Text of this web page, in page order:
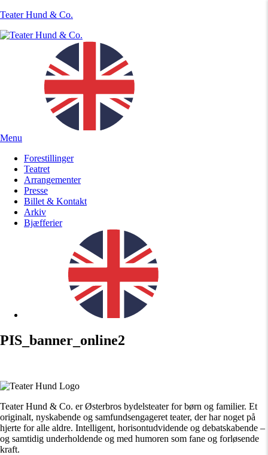
Teater Hund & Co.
Menu
Forestillinger
Teatret
Arrangementer
Presse
Billet & Kontakt
Arkiv
Bjæfferier
PIS_banner_online2
Teater Hund & Co. er Østerbros bydelsteater for børn og familier. Et
originalt, nyskabende og samfundsengageret teater, der har noget på
hjerte for alle aldre. Intelligent, horisontudvidende og debatskabende –
og samtidig underholdende og med humoren som fane og forløsende
kraft.